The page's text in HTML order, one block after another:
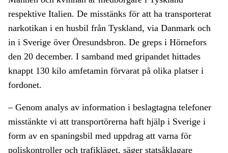
respektive Italien. De misstänks för att ha transporterat
narkotikan i en husbil från Tyskland, via Danmark och
in i Sverige över Öresundsbron. De greps i Hörnefors
den 20 december. I samband med gripandet hittades
knappt 130 kilo amfetamin förvarat på olika platser i
fordonet.
– Genom analys av information i beslagtagna telefoner
misstänkte vi att transportörerna haft hjälp i Sverige i
form av en spaningsbil med uppdrag att varna för
poliskontroller och trafikläget, säger statsåklagare